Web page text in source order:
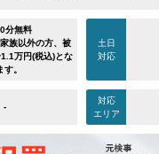
分無料
族以外の方、被
万円(税込)とな
す。
土日
対応
-
対応
エリア